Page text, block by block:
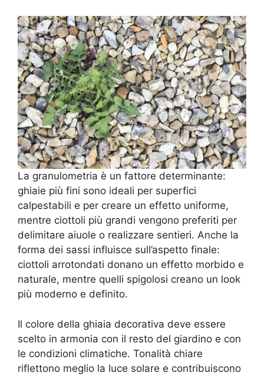
La granulometria è un fattore determinante:
ghiaie più fini sono ideali per superfici
calpestabili e per creare un effetto uniforme,
mentre ciottoli più grandi vengono preferiti per
delimitare aiuole o realizzare sentieri. Anche la
forma dei sassi influisce sull’aspetto finale:
ciottoli arrotondati donano un effetto morbido e
naturale, mentre quelli spigolosi creano un look
più moderno e definito.
Il colore della ghiaia decorativa deve essere
scelto in armonia con il resto del giardino e con
le condizioni climatiche. Tonalità chiare
riflettono meglio la luce solare e contribuiscono